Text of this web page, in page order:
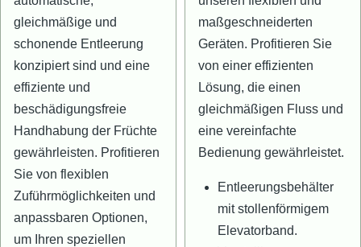
gleichmäßige und
schonende Entleerung
konzipiert sind und eine
effiziente und
beschädigungsfreie
Handhabung der Früchte
gewährleisten. Profitieren
Sie von flexiblen
Zuführmöglichkeiten und
anpassbaren Optionen,
um Ihren speziellen
maßgeschneiderten
Geräten. Profitieren Sie
von einer effizienten
Lösung, die einen
gleichmäßigen Fluss und
eine vereinfachte
Bedienung gewährleistet.
Entleerungsbehälter
mit stollenförmigem
Elevatorband.